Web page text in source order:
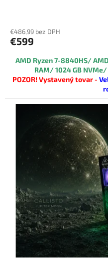
€486,99 bez DPH
€599
AMD Ryzen 7-8840HS/
RAM/ 1024 GB
POZOR! Vystavený tovar -
tovar je v 100% funkčnom aj